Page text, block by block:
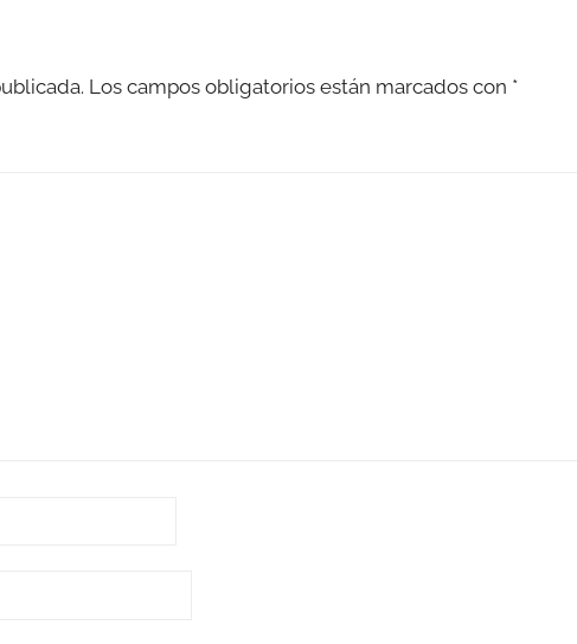
Los campos obligatorios están marcados con *